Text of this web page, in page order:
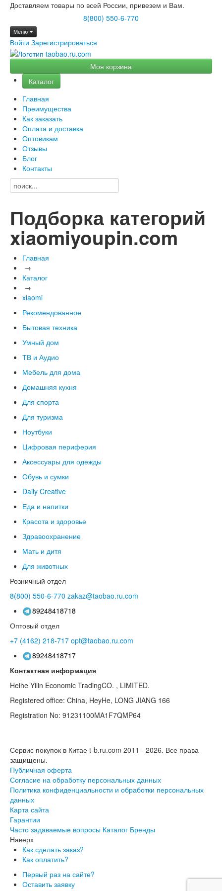
Доставляем товары по всей России, привезем и Вам.
8(800) 550-6-770
Меню
Войти Зарегистрироваться
Моя корзина
Каталог
Главная
Преимущества
Как заказать
Оплата и доставка
Оптовикам
Отзывы
Блог
Контакты
Подборка категорий
xiaomiyoupin.com
Главная
→
Каталог
→
xiaomi
Рекомендованное
Бытовая техника
Умный дом
ТВ и Аудио
Мебель для дома
Домашняя кухня
Для спорта
Для туризма
Ноутбуки
Цифровая периферия
Аксессуары для одежды
Обувь и сумки
Daily Creative
Еда и напитки
Красота и здоровье
Здравоохранение
Мать и дитя
Для животных
Розничный отдел
8(800) 550-6-770 zakaz@taobao.ru.com
89248418718
Оптовый отдел
+7 (4162) 218-717 opt@taobao.ru.com
89248418717
Контактная информация
Heihe Yilin Economic TradingCO. , LIMITED.
Registered office: China, HeyHe, LONG JIANG 166
Registration No: 91231100MA1F7QMP64
Сервис покупок в Китае t-b.ru.com 2011 - 2026. Все права
защищены.
Публичная оферта
Согласие на обработку персональных данных
Политика конфиденциальности и обработки персональных
данных
Карта сайта
Гарантии
Часто задаваемые вопросы Каталог Бренды
Наверх
Как сделать заказ?
Как оплатить?
Первый раз на сайте?
Оставить заявку